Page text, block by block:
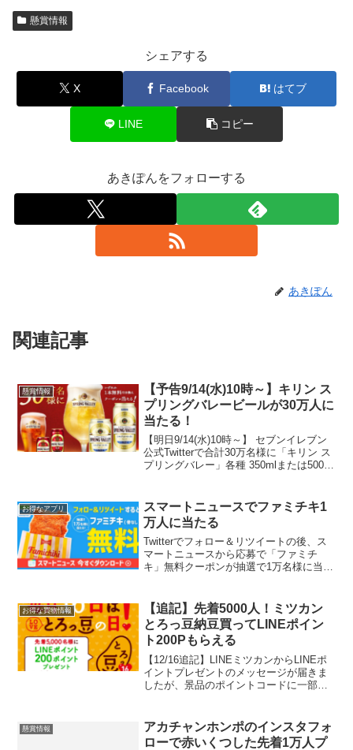
懸賞情報
シェアする
X Facebook はてブ
LINE コピー
あきぽんをフォローする
あきぽん
関連記事
懸賞情報
【予告9/14(水)10時～】キリン ス
プリングバレービールが30万人に
当たる！
【明日9/14(水)10時～】 セブンイレブン
公式Twitterで合計30万名様に「キリン ス
プリングバレー」各種 350mlまたは500ml
ン開始直後は当たりやすい...
お得なアプリ
スマートニュースでファミチキ1
万人に当たる
Twitterでフォロー＆リツイートの後、ス
マートニュースから応募で「ファミチ
キ」無料クーポンが抽選で1万名様に当た
チャンネルから抽選7/5まで当たるま...
お得な買物情報
【追記】先着5000人！ミツカン
とろっ豆納豆買ってLINEポイン
ト200Pもらえる
【12/16追記】LINEミツカンからLINEポ
イントプレゼントのメッセージが届きま
したが、景品のポイントコードに一部不
そうです。追記おわり。お昼に教えても
らいまし...
懸賞情報
アカチャンホンポのインスタフォ
ローで赤いくつした先着1万人プ